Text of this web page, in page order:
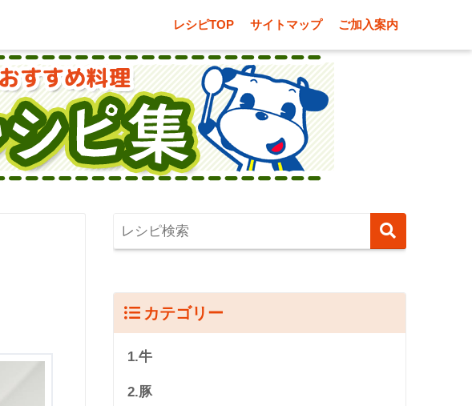
レシピTOP サイトマップ ご加入案内
カテゴリー
1.牛
2.豚